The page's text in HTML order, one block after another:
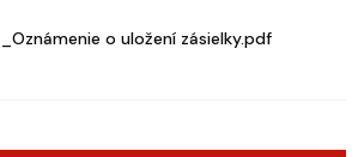
o uložení zásielky.pdf